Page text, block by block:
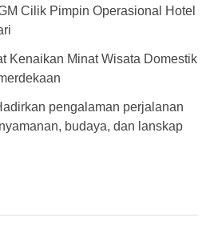
Cilik Pimpin Operasional Hotel
Kenaikan Minat Wisata Domestik
pengalaman perjalanan
budaya, dan lanskap